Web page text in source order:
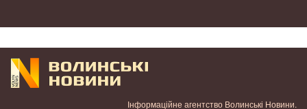
Інформаційне агентство Волинські Новини.